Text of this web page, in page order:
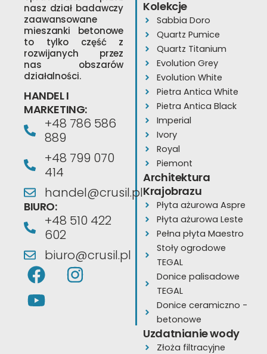
nasz dział badawczy
zaawansowane
mieszanki betonowe
to tylko część z
rozwijanych przez
nas obszarów
działalności.
HANDEL I
MARKETING:
+48 786 586
889
+48 799 070
414
handel@crusil.pl
BIURO:
+48 510 422
602
biuro@crusil.pl
F
a
c
I
n
Y
o
u
Kolekcje
Sabbia Doro
Quartz Pumice
Quartz Titanium
Evolution Grey
Evolution White
Pietra Antica White
Pietra Antica Black
Imperial
Ivory
Royal
Piemont
Architektura
Krajobrazu
Płyta ażurowa Aspre
Płyta ażurowa Leste
Pełna płyta Maestro
Stoły ogrodowe
TEGAL
Donice palisadowe
TEGAL
Donice ceramiczno -
betonowe
Uzdatnianie wody
Złoża filtracyjne